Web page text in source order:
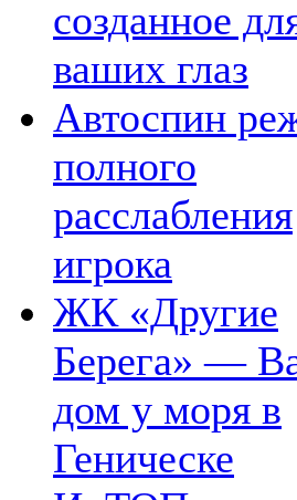
созданное
ваших глаз
Автоспин
полного
расслабления
игрока
ЖК «Другие
Берега» —
дом у моря в
Геническе